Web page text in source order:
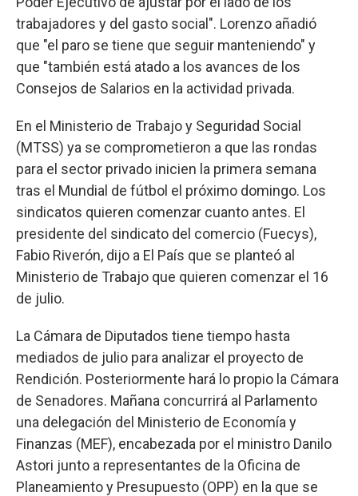
trabajadores y del gasto social". Lorenzo añadió
que "el paro se tiene que seguir manteniendo" y
que "también está atado a los avances de los
Consejos de Salarios en la actividad privada.
En el Ministerio de Trabajo y Seguridad Social
(MTSS) ya se comprometieron a que las rondas
para el sector privado inicien la primera semana
tras el Mundial de fútbol el próximo domingo. Los
sindicatos quieren comenzar cuanto antes. El
presidente del sindicato del comercio (Fuecys),
Fabio Riverón, dijo a El País que se planteó al
Ministerio de Trabajo que quieren comenzar el 16
de julio.
La Cámara de Diputados tiene tiempo hasta
mediados de julio para analizar el proyecto de
Rendición. Posteriormente hará lo propio la Cámara
de Senadores. Mañana concurrirá al Parlamento
una delegación del Ministerio de Economía y
Finanzas (MEF), encabezada por el ministro Danilo
Astori junto a representantes de la Oficina de
Planeamiento y Presupuesto (OPP) en la que se